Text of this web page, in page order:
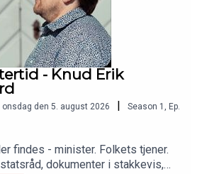
oprindeligt hos 24syv, men fra
den udgivet af Altinget.
blev optaget i 2022.
- Knud Erik
onsdag den 5. august 2026 | Season 1 , Ep.
findes - minister. Folkets tjener.
dokumenter i stakkevis,